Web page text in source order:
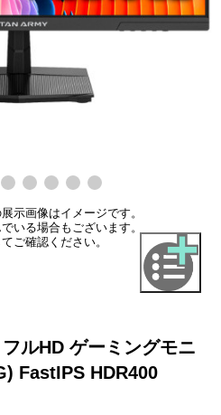
示画像はイメージです。
いる場合もございます。
ご確認ください。
ルHD ゲーミングモニ
FastIPS HDR400